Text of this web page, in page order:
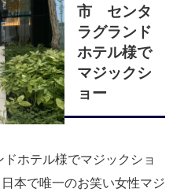
市 センタ
ラグランド
ホテル様で
マジックシ
ョー
ホテル様でマジックショ
本で唯一のお笑い女性マジ